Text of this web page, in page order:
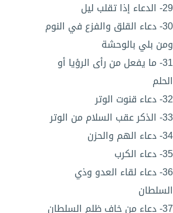
29- الدعاء إذا تقلب ليل
30- دعاء القلق والفزع في النوم
ومن بلي بالوحشة
31- ما يفعل من رأى الرؤيا أو
الحلم
32- دعاء قنوت الوتر
33- الذكر عقب السلام من الوتر
34- دعاء الهم والحزن
35- دعاء الكرب
36- دعاء لقاء العدو وذي
السلطان
37- دعاء من خاف ظلم السلطان